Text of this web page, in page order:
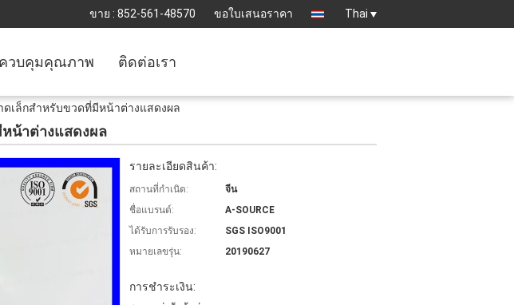
ขาย : 852-561-48570 ขอใบเสนอราคา Thai
ควบคุมคุณภาพ ติดต่อเรา
ดเล็กสำหรับขวดที่มีหน้าต่างแสดงผล
หน้าต่างแสดงผล
รายละเอียดสินค้า:
สถานที่กำเนิด:
จีน
ชื่อแบรนด์:
A-SOURCE
ได้รับการรับรอง:
SGS ISO9001
หมายเลขรุ่น:
20190627
การชำระเงิน: